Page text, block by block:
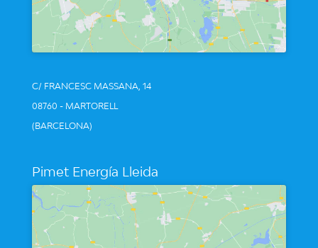
C/ FRANCESC MASSANA, 14
08760 - MARTORELL
(BARCELONA)
Pimet Energía Lleida